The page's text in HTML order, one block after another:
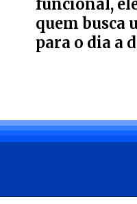
funcional,
quem busca
para o dia a